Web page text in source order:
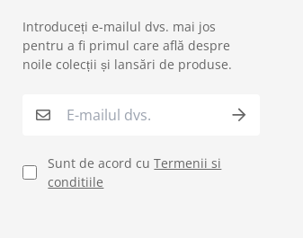
Introduceți e-mailul dvs. mai jos
pentru a fi primul care află despre
noile colecții și lansări de produse.
Sunt de acord cuTermenii si
conditiile
Service si garantii
Verificare status comandă